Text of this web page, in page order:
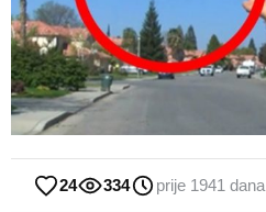
24 334 prije 1941 dana